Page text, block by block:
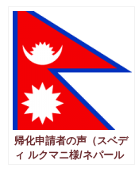
帰化申請者の声（スベデ
ィ ルクマニ様/ネパール